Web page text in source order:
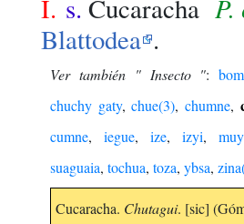
I. s. Cucaracha P.
Blattodea .
Ver también " Insecto ":
chuchy gaty,chue(3),chumne,
cumne, iegue, ize, izyi,
suaguaia, tochua, toza, ybsa,
Cucaracha. Chutagui. [sic]